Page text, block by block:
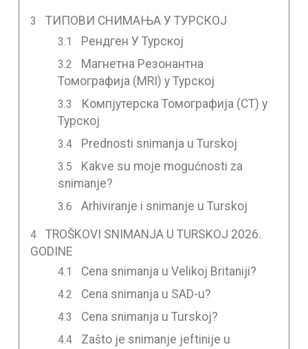
ТИПОВИ СНИМАЊА У ТУРСКОЈ
Рендген У Турској
Магнетна Резонантна
Томографија (MRI) у Турској
Компјутерска Томографија (CT) у
Турској
Prednosti snimanja u Turskoj
Kakve su moje mogućnosti za
snimanje?
Arhiviranje i snimanje u Turskoj
TROŠKOVI SNIMANJA U TURSKOJ 2026.
GODINE
Cena snimanja u Velikoj Britaniji?
Cena snimanja u SAD-u?
Cena snimanja u Turskoj?
Zašto je snimanje jeftinije u